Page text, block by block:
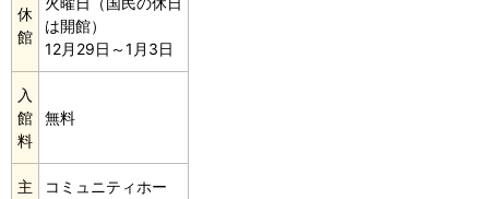
休
館
は開館）
12月29日～1月3日
入
館
料
無料
主
コミュニティホー